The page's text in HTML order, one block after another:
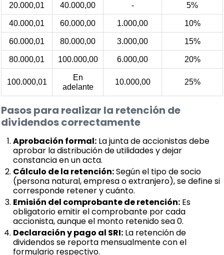
20.000,01 40.000,00 - 5%
40.000,01 60.000,00 1.000,00 10%
60.000,01 80.000,00 3.000,00 15%
80.000,01 100.000,00 6.000,00 20%
100.000,01
En
adelante
10.000,00 25%
Pasos para realizar la retención de
dividendos correctamente
Aprobación formal: La junta de accionistas debe
aprobar la distribución de utilidades y dejar
constancia en un acta.
Cálculo de la retención:Según el tipo de socio
(persona natural, empresa o extranjero), se define si
corresponde retener y cuánto.
Emisión del comprobante de retención: Es
obligatorio emitir el comprobante por cada
accionista, aunque el monto retenido sea 0.
Declaración y pago al SRI: La retención de
dividendos se reporta mensualmente con el
formulario respectivo.